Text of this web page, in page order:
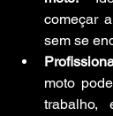
começar
sem se
moto
trabalho,